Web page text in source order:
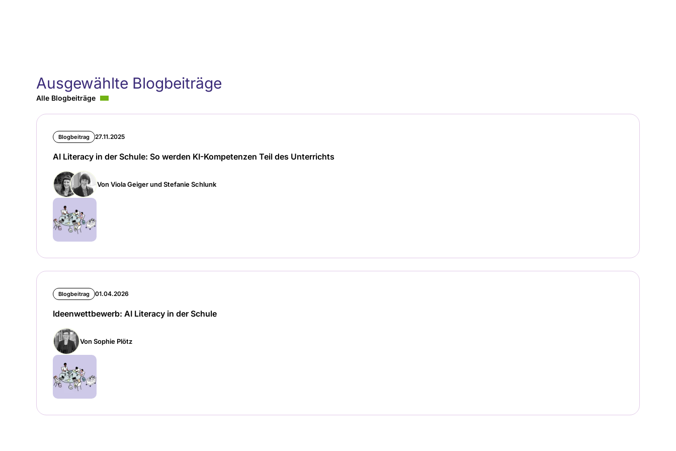
Ausgewählte Blogbeiträge
Alle Blogbeiträge
Blogbeitrag 27.11.2025
AI Literacy in der Schule: So werden KI-Kompetenzen Teil des Unterrichts
Von Viola Geiger und Stefanie Schlunk
Blogbeitrag 01.04.2026
Ideenwettbewerb: AI Literacy in der Schule
Von Sophie Plötz